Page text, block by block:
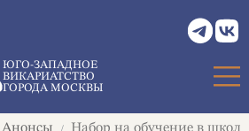
ЮГО-ЗАПАДНОЕ
ВИКАРИАТСТВО
ГОРОДА МОСКВЫ